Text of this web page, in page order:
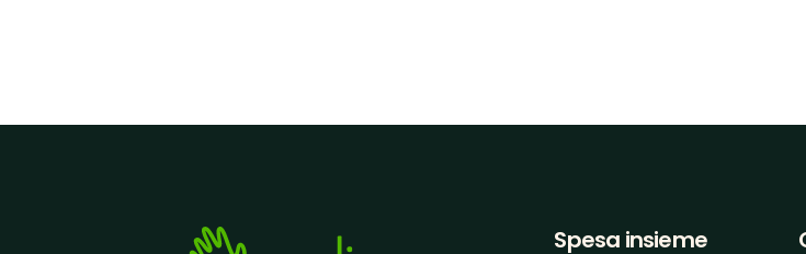
Spesa insieme